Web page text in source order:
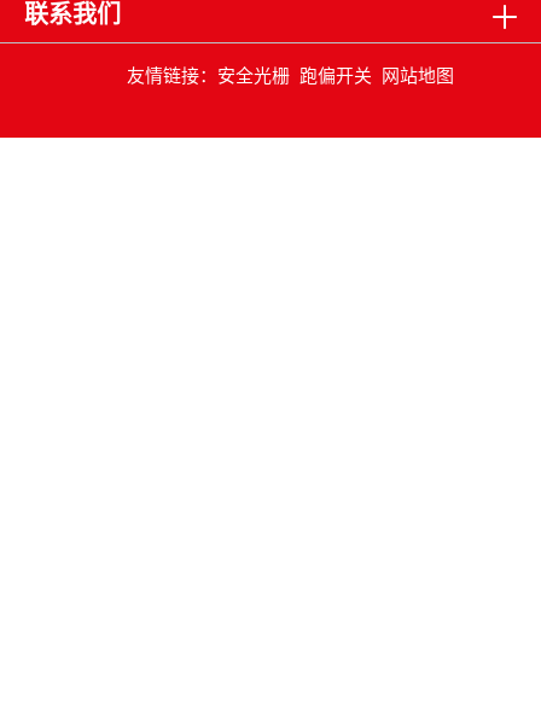
联系我们
友情链接： 安全光栅 跑偏开关 网站地图